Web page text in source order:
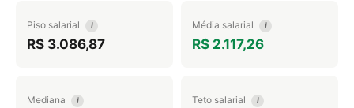
Piso salarial i
R$ 3.086,87
Média salarial i
R$ 2.117,26
Mediana i Teto salarial i